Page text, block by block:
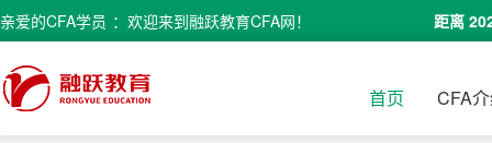
亲爱的CFA学员 ：欢迎来到融跃教育CFA网！ 距离
首页 CFA